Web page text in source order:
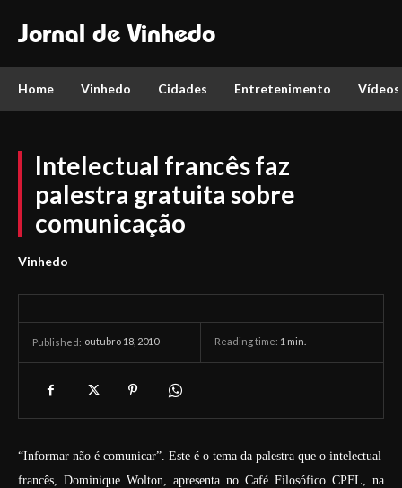
Jornal de Vinhedo
Home Vinhedo Cidades Entretenimento Vídeos
Intelectual francês faz
palestra gratuita sobre
comunicação
Vinhedo
Published: outubro 18, 2010 Reading time: 1 min.
“Informar não é comunicar”. Este é o tema da palestra que o intelectual
francês, Dominique Wolton, apresenta no Café Filosófico CPFL, na